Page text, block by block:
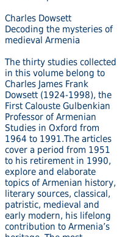
Charles Dowsett
Decoding the mysteries of
medieval Armenia
The thirty studies collected
in this volume belong to
Charles James Frank
Dowsett (1924-1998), the
First Calouste Gulbenkian
Professor of Armenian
Studies in Oxford from
1964 to 1991.The articles
cover a period from 1951
to his retirement in 1990,
explore and elaborate
topics of Armenian history,
literary sources, classical,
patristic, medieval and
early modern, his lifelong
contribution to Armenia’s